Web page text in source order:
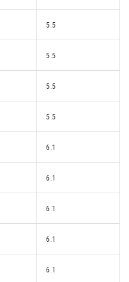
5.5
5.5
5.5
5.5
6.1
6.1
6.1
6.1
6.1